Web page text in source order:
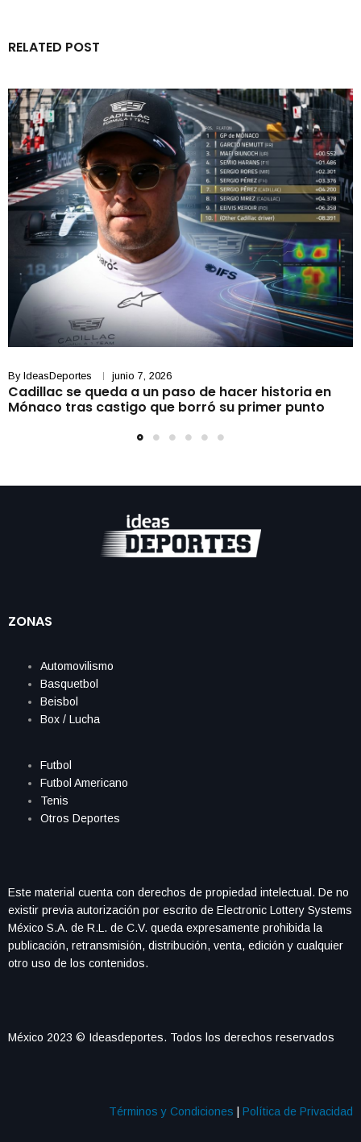
RELATED POST
By IdeasDeportes junio 7, 2026
Cadillac se queda a un paso de hacer historia en
Mónaco tras castigo que borró su primer punto
ZONAS
Automovilismo
Basquetbol
Beisbol
Box / Lucha
Futbol
Futbol Americano
Tenis
Otros Deportes
Este material cuenta con derechos de propiedad intelectual. De no
existir previa autorización por escrito de Electronic Lottery Systems
México S.A. de R.L. de C.V. queda expresamente prohibida la
publicación, retransmisión, distribución, venta, edición y cualquier
otro uso de los contenidos.
México 2023 © Ideasdeportes. Todos los derechos reservados
Términos y Condiciones Política de Privacidad